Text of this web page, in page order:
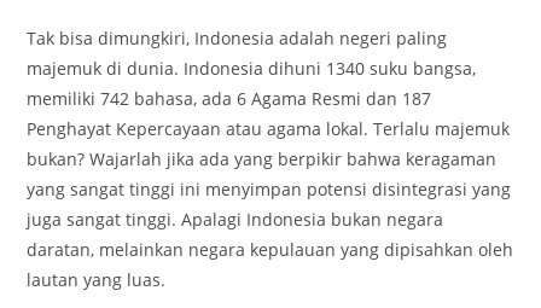
Tak bisa dimungkiri, Indonesia adalah negeri paling
majemuk di dunia. Indonesia dihuni 1340 suku bangsa,
memiliki 742 bahasa, ada 6 Agama Resmi dan 187
Penghayat Kepercayaan atau agama lokal. Terlalu majemuk
bukan? Wajarlah jika ada yang berpikir bahwa keragaman
yang sangat tinggi ini menyimpan potensi disintegrasi yang
juga sangat tinggi. Apalagi Indonesia bukan negara
daratan, melainkan negara kepulauan yang dipisahkan oleh
lautan yang luas.